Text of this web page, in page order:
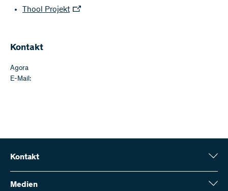
Thool Projekt
Kontakt
Agora
E-Mail:
Kontakt
Schweizerischer Nationalfonds (SNF)
Wildhainweg 3
Medien